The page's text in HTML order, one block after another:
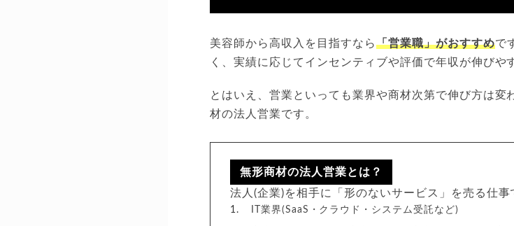
美容師から高収入を目指すなら「営業職」がおすすめで
く、実績に応じてインセンティブや評価で年収が伸びや
とはいえ、営業といっても業界や商材次第で伸び方は変
材の法人営業です。
無形商材の法人営業とは？
法人(企業)を相手に「形のないサービス」を売る仕事
IT業界(SaaS・クラウド・システム受託など)